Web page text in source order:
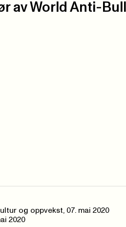
av World Anti-
og oppvekst, 07. mai 2020
2020